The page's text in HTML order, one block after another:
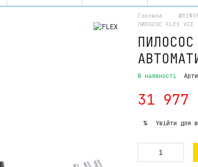
Головна
ПИЛОСОС FLEX
В наявності
31 977
% Увійти для